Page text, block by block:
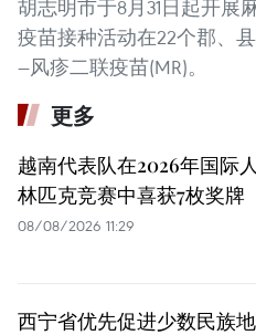
胡志明市于8月31日起开展
疫苗接种活动在22个郡、
—风疹二联疫苗(MR)。
更多
越南代表队在2026年国际
林匹克竞赛中喜获7枚奖牌
08/08/2026 11:29
西宁省优先促进少数民族